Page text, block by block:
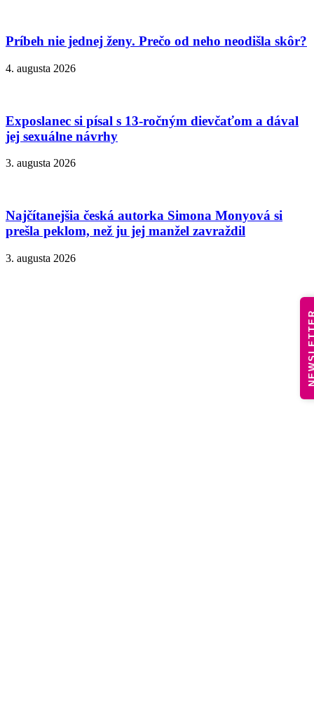
Príbeh nie jednej ženy. Prečo od neho neodišla skôr?
4. augusta 2026
Exposlanec si písal s 13-ročným dievčaťom a dával
jej sexuálne návrhy
3. augusta 2026
Najčítanejšia česká autorka Simona Monyová si
prešla peklom, než ju jej manžel zavraždil
3. augusta 2026